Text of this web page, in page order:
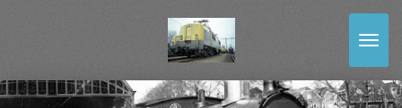
de
hoofdinhoud